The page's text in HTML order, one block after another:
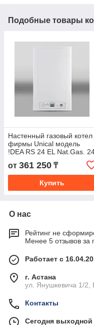
Подобные товары
Настенный газовый котел
фирмы Unical модель
!DEA RS 24 EL Nat.Gas.
кВт (до 240 м2) без ГВС,
Италия
от 361 250 ₸
Купить
О нас
Рейтинг не
Менее 5 отзывов за
Работает с
г. Астана
ул. Янушкевича 1/2,
Контакты
Сегодня выходной